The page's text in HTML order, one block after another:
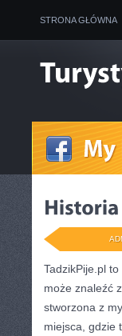
STRONA GŁÓWNA
TadzikPije.pl
może znaleźć
stworzona z
miejsca, gdzie